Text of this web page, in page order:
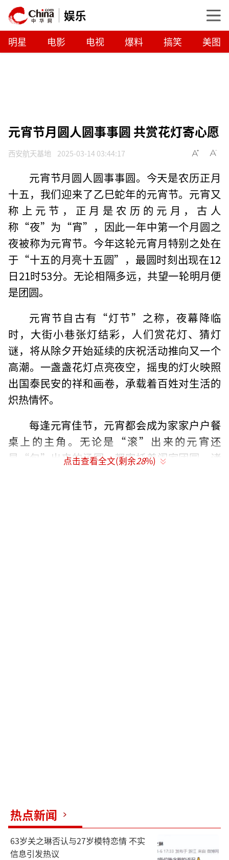
娱乐
明星 电影 电视 爆料 搞笑 美图
元宵节月圆人圆事事圆 共赏花灯寄心愿
西安航天基地 2025-03-14 03:44:17
元宵节月圆人圆事事圆。今天是农历正月
十五，我们迎来了乙巳蛇年的元宵节。元宵又
称上元节，正月是农历的元月，古人
称“夜”为“宵”，因此一年中第一个月圆之
夜被称为元宵节。今年这轮元宵月特别之处在
于“十五的月亮十五圆”，最圆时刻出现在12
日21时53分。无论相隔多远，共望一轮明月便
是团圆。
元宵节自古有“灯节”之称，夜幕降临
时，大街小巷张灯结彩，人们赏花灯、猜灯
谜，将从除夕开始延续的庆祝活动推向又一个
高潮。一盏盏花灯点亮夜空，摇曳的灯火映照
出国泰民安的祥和画卷，承载着百姓对生活的
炽热情怀。
每逢元宵佳节，元宵都会成为家家户户餐
桌上的主角。无论是“滚”出来的元宵还
是“包”出来的汤圆，都寄托着阖家团圆、诸
点击查看全文(剩余28%)
热点新闻
63岁关之琳否认与27岁模特恋情 不实
信息引发热议